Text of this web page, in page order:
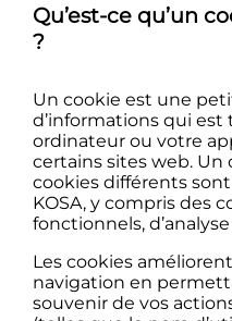
Qu’est-ce qu’un
?
Un cookie est une
d’informations qui
ordinateur ou votre
certains sites web.
cookies différents
KOSA, y compris des
fonctionnels,
Les cookies
navigation en
souvenir de vos